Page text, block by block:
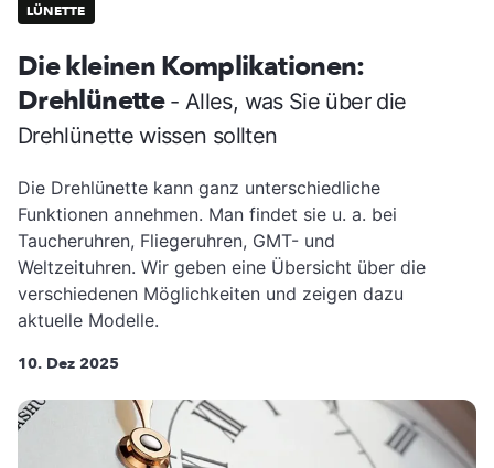
LÜNETTE
Die kleinen Komplikationen:
Drehlünette - Alles, was Sie über die
Drehlünette wissen sollten
Die Drehlünette kann ganz unterschiedliche
Funktionen annehmen. Man findet sie u. a. bei
Taucheruhren, Fliegeruhren, GMT- und
Weltzeituhren. Wir geben eine Übersicht über die
verschiedenen Möglichkeiten und zeigen dazu
aktuelle Modelle.
10. Dez 2025